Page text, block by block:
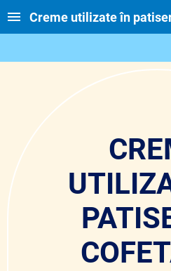
Creme utilizate în